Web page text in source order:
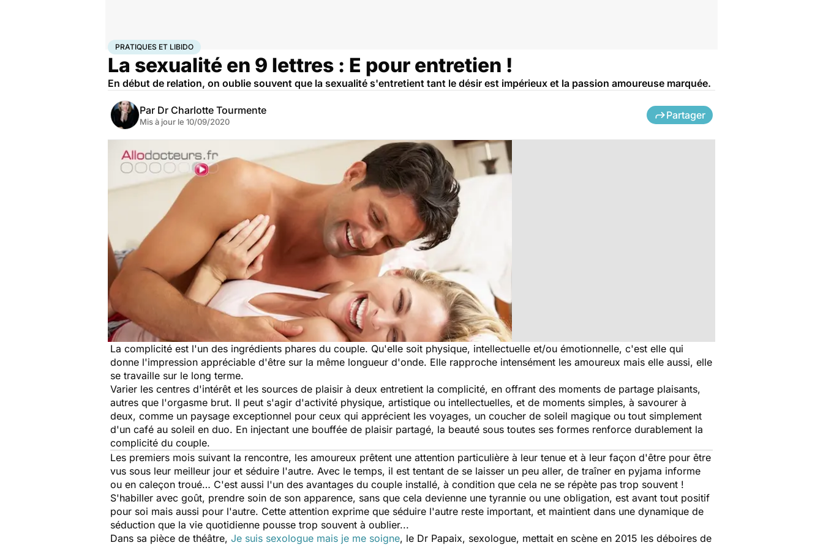
AccueilBien-êtreSexoPratiques et libido
PRATIQUES ET LIBIDO
La sexualité en 9 lettres : E pour entretien !
En début de relation, on oublie souvent que la sexualité s'entretient tant le désir est impérieux et la passion amoureuse marquée.
Par Dr Charlotte Tourmente
Mis à jour le 10/09/2020
Partager
La complicité est l'un des ingrédients phares du couple. Qu'elle soit physique, intellectuelle et/ou émotionnelle, c'est elle qui
donne l'impression appréciable d'être sur la même longueur d'onde. Elle rapproche intensément les amoureux mais elle aussi, elle
se travaille sur le long terme.
Varier les centres d'intérêt et les sources de plaisir à deux entretient la complicité, en offrant des moments de partage plaisants,
autres que l'orgasme brut. Il peut s'agir d'activité physique, artistique ou intellectuelles, et de moments simples, à savourer à
deux, comme un paysage exceptionnel pour ceux qui apprécient les voyages, un coucher de soleil magique ou tout simplement
d'un café au soleil en duo. En injectant une bouffée de plaisir partagé, la beauté sous toutes ses formes renforce durablement la
complicité du couple.
Les premiers mois suivant la rencontre, les amoureux prêtent une attention particulière à leur tenue et à leur façon d'être pour être
vus sous leur meilleur jour et séduire l'autre. Avec le temps, il est tentant de se laisser un peu aller, de traîner en pyjama informe
ou en caleçon troué… C'est aussi l'un des avantages du couple installé, à condition que cela ne se répète pas trop souvent !
S'habiller avec goût, prendre soin de son apparence, sans que cela devienne une tyrannie ou une obligation, est avant tout positif
pour soi mais aussi pour l'autre. Cette attention exprime que séduire l'autre reste important, et maintient dans une dynamique de
séduction que la vie quotidienne pousse trop souvent à oublier...
Dans sa pièce de théâtre, Je suis sexologue mais je me soigne, le Dr Papaix, sexologue, mettait en scène en 2015 les déboires de